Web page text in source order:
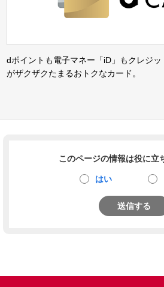
dポイントも電子マネー「iD」もクレジ
がザクザクたまるおトクなカード。
このページの情報は役に立
はい
送信する